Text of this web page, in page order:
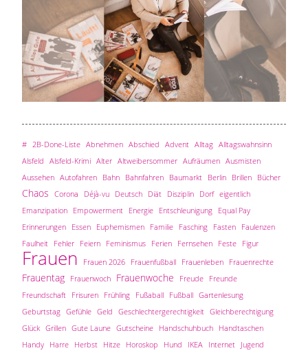
# 2B-Done-Liste Abnehmen Abschied Advent Alltag Alltagswahnsinn
Alsfeld Alsfeld-Krimi Alter Altweibersommer Aufräumen Ausmisten
Aussehen Autofahren Bahn Bahnfahren Baumarkt Berlin Brillen Bücher
Chaos Corona Déjà-vu Deutsch Diät Disziplin Dorf eigentlich
Emanzipation Empowerment Energie Entschleunigung Equal Pay
Erinnerungen Essen Euphemismen Familie Fasching Fasten Faulenzen
Faulheit Fehler Feiern Feminismus Ferien Fernsehen Feste Figur
Frauen Frauen 2026 Frauenfußball Frauenleben Frauenrechte
Frauentag Frauenwoch Frauenwoche Freude Freunde
Freundschaft Frisuren Frühling Fußaball Fußball Gartenlesung
Geburtstag Gefühle Geld Geschlechtergerechtigkeit Gleichberechtigung
Glück Grillen Gute Laune Gutscheine Handschuhbuch Handtaschen
Handy Harre Herbst Hitze Horoskop Hund IKEA Internet Jugend